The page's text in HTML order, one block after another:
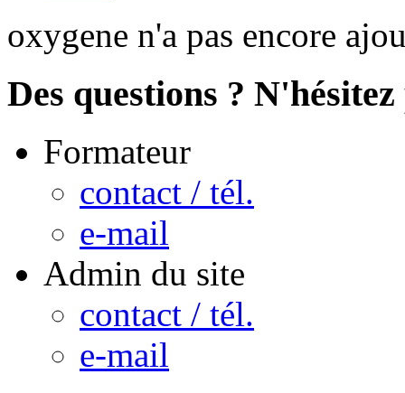
oxygene n'a pas encore
Des questions ?
Formateur
contact / tél.
e-mail
Admin du site
contact / tél.
e-mail